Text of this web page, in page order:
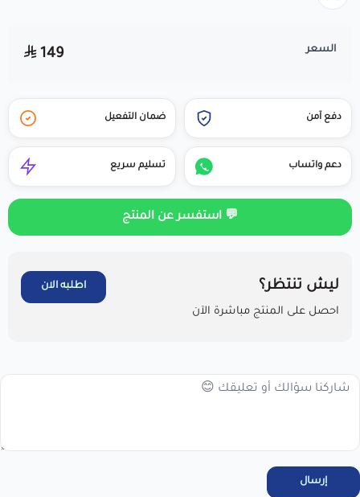
السعر 149
دفع آمن ضمان التفعيل
دعم واتساب تسليم سريع
💬 استفسر عن المنتج
ليش تنتظر؟
احصل على المنتج مباشرة الآن
اطلبه الان
الاستلام لضمان التف...
إرسال